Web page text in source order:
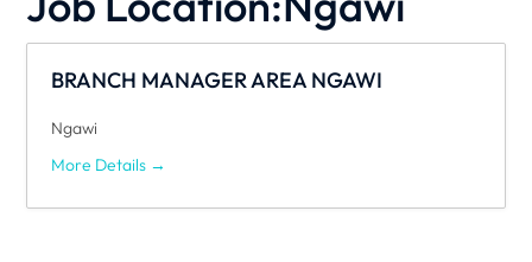
BRANCH MANAGER AREA NGAWI
Ngawi
More Details